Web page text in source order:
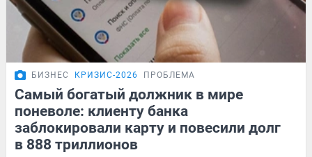
БИЗНЕС КРИЗИС-2026 ПРОБЛЕМА
Самый богатый должник в мире
поневоле: клиенту банка
заблокировали карту и повесили долг
в 888 триллионов